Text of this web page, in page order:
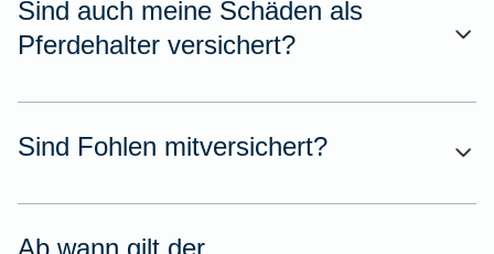
Sind auch meine Schäden als
Pferdehalter versichert?
Sind Fohlen mitversichert?
Ab wann gilt der